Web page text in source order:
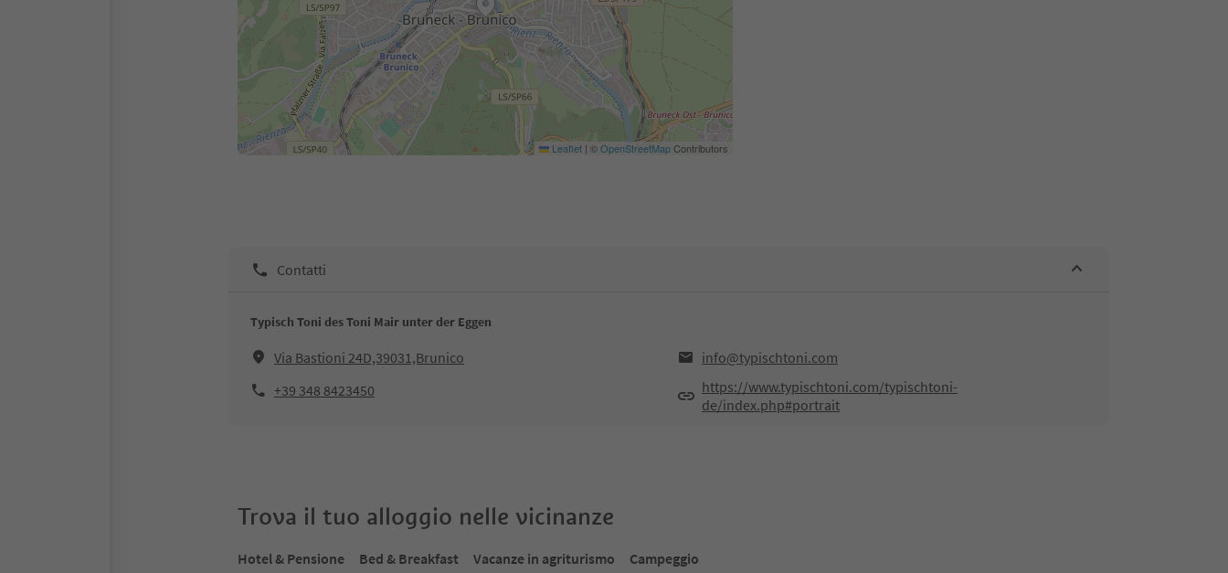
Leaflet | ©OpenStreetMapContributors
Contatti
Typisch Toni des Toni Mair unter der Eggen
Via Bastioni 24D,39031,Brunico
info@typischtoni.com
+39 348 8423450
https://www.typischtoni.com/typischtoni-
de/index.php#portrait
Trova il tuo alloggio nelle vicinanze
Hotel & Pensione Bed & Breakfast Vacanze in agriturismo Campeggio